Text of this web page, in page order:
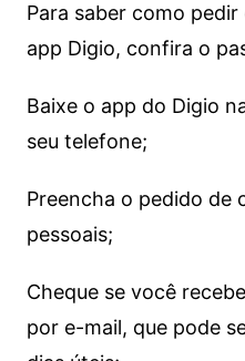
Para saber como
app Digio, confira o
Baixe o app do Digio
seu telefone;
Preencha o pedido de
pessoais;
Cheque se você
por e-mail, que pode